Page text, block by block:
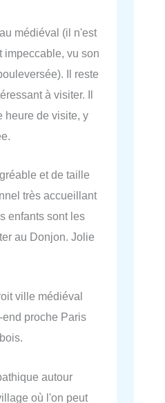
médiéval (il n'est
impeccable, vu son
Il reste
à visiter. Il
heure de visite, y
et de taille
très accueillant
enfants sont les
au Donjon. Jolie
ville médiéval
proche Paris
autour
où l'on peut